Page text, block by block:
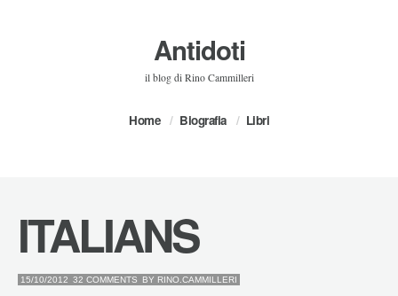
Antidoti
il blog di Rino Cammilleri
Home Biografia Libri
ITALIANS
15/10/2012 32 COMMENTS BY RINO.CAMMILLERI